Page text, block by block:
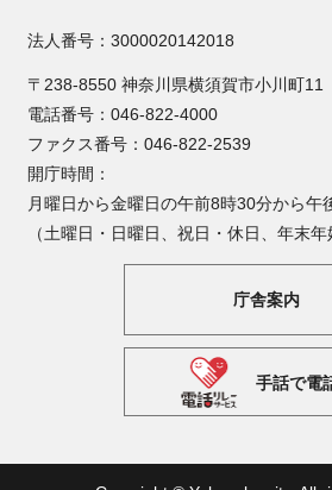
法人番号：3000020142018
〒238-8550 神奈川県横須賀市小川町11
電話番号：046-822-4000
ファクス番号：046-822-2539
開庁時間：
月曜日から金曜日の午前8時30分から午
（土曜日・日曜日、祝日・休日、年末年
庁舎案内
手話で電